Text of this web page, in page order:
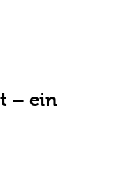
– ein